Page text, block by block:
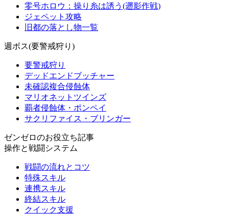
零号ホロウ：操り糸は誘う(遡影作戦)
ジェペット攻略
旧都の落とし物一覧
週ボス(要警戒狩り)
要警戒狩り
デッドエンドブッチャー
未確認複合侵蝕体
マリオネットツインズ
覇者侵蝕体・ポンペイ
サクリファイス・ブリンガー
ゼンゼロのお役立ち記事
操作と戦闘システム
戦闘の流れとコツ
特殊スキル
連携スキル
終結スキル
クイック支援